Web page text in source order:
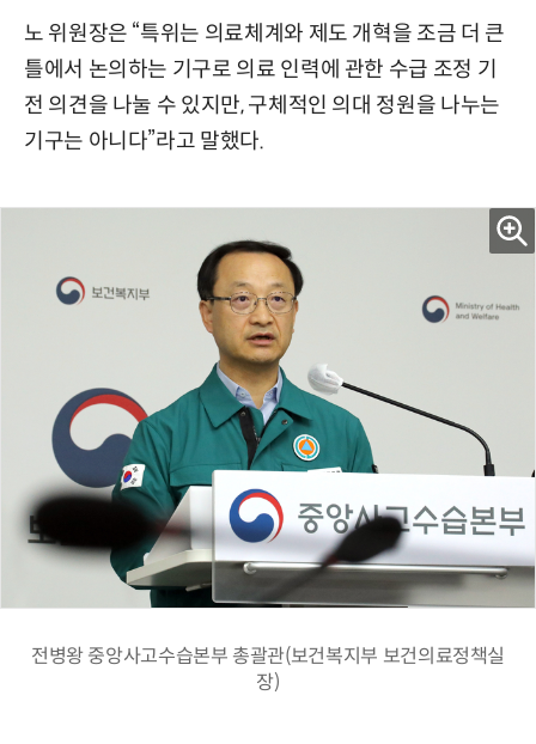
노 위원장은 “특위는 의료체계와 제도 개혁을 조금 더 큰
틀에서 논의하는 기구로 의료 인력에 관한 수급 조정 기
전 의견을 나눌 수 있지만, 구체적인 의대 정원을 나누는
기구는 아니다”라고 말했다.
전병왕 중앙사고수습본부 총괄관(보건복지부 보건의료정책실
장)